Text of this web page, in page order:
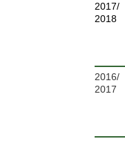
2017/
2018
2016/
2017